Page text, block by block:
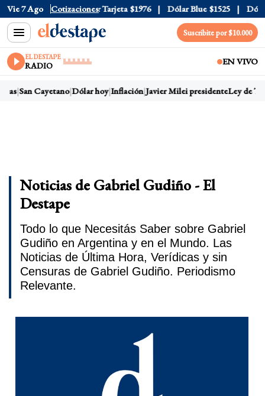
Vie 7 Ago Cotizaciones
$1520 Dólar Tarjeta $1976 Dólar Blue $1525 Dólar
Suscribite por $10.000
EL DESTAPE
RADIO EN VIVO
San Cayetano Dólar hoy Inflación Javier Milei presidenteLey de
Noticias de Gabriel Gudiño - El
Destape
Todo lo que Necesitás Saber sobre Gabriel
Gudiño en Argentina y en el Mundo. Las
Noticias de Última Hora, Verídicas y sin
Censuras de Gabriel Gudiño. Periodismo
Relevante.